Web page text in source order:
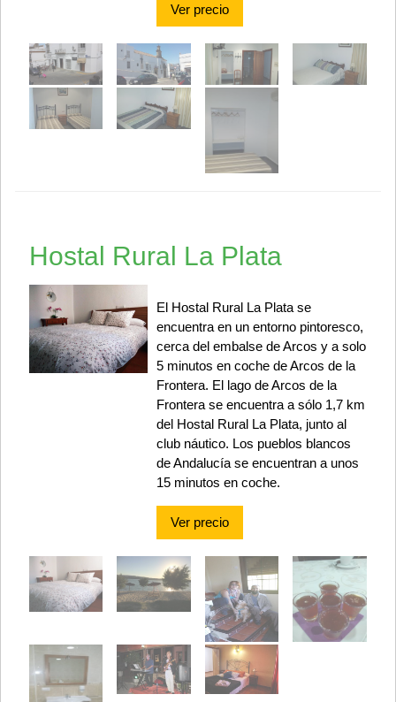
Ver precio
Hostal Rural La Plata
El Hostal Rural La Plata se
encuentra en un entorno pintoresco,
cerca del embalse de Arcos y a solo
5 minutos en coche de Arcos de la
Frontera. El lago de Arcos de la
Frontera se encuentra a sólo 1,7 km
del Hostal Rural La Plata, junto al
club náutico. Los pueblos blancos
de Andalucía se encuentran a unos
15 minutos en coche.
Ver precio